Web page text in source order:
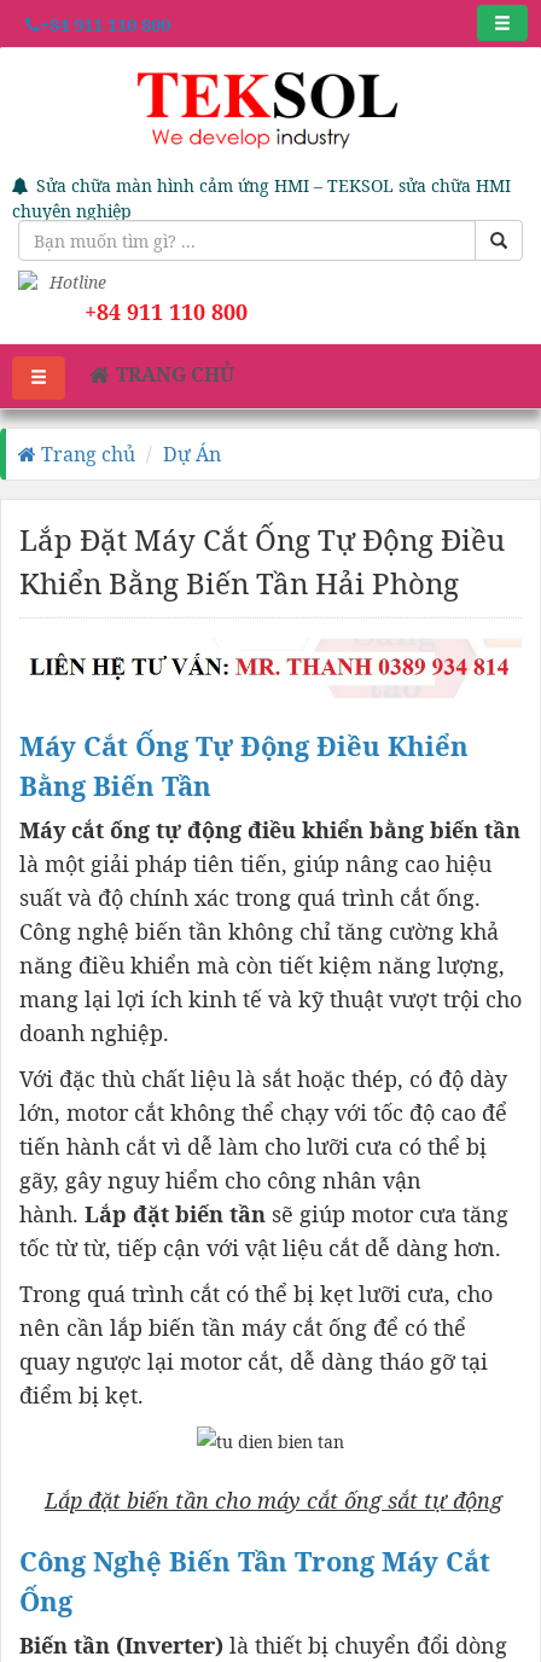
+84 911 110 800
Sửa chữa màn hình cảm ứng HMI – TEKSOL sửa chữa HMI
chuyên nghiệp
Hotline
+84 911 110 800
TRANG CHỦ
Trang chủ Dự Án
Lắp Đặt Máy Cắt Ống Tự Động Điều
Khiển Bằng Biến Tần Hải Phòng
Máy Cắt Ống Tự Động Điều Khiển
Bằng Biến Tần
Máy cắt ống tự động điều khiển bằng biến tần
là một giải pháp tiên tiến, giúp nâng cao hiệu
suất và độ chính xác trong quá trình cắt ống.
Công nghệ biến tần không chỉ tăng cường khả
năng điều khiển mà còn tiết kiệm năng lượng,
mang lại lợi ích kinh tế và kỹ thuật vượt trội cho
doanh nghiệp.
Với đặc thù chất liệu là sắt hoặc thép, có độ dày
lớn, motor cắt không thể chạy với tốc độ cao để
tiến hành cắt vì dễ làm cho lưỡi cưa có thể bị
gãy, gây nguy hiểm cho công nhân vận
hành. Lắp đặt biến tần sẽ giúp motor cưa tăng
tốc từ từ, tiếp cận với vật liệu cắt dễ dàng hơn.
Trong quá trình cắt có thể bị kẹt lưỡi cưa, cho
nên cần lắp biến tần máy cắt ống để có thể
quay ngược lại motor cắt, dễ dàng tháo gỡ tại
điểm bị kẹt.
Lắp đặt biến tần cho máy cắt ống sắt tự động
Công Nghệ Biến Tần Trong Máy Cắt
Ống
Biến tần (Inverter) là thiết bị chuyển đổi dòng